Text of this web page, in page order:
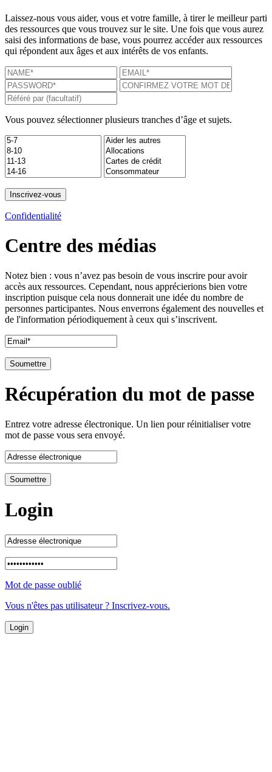
Laissez-nous vous aider, vous et votre famille, à tirer le meilleur parti
des ressources que vous trouvez sur le site. Une fois que vous aurez
saisi des informations de base, vous pourrez accéder aux ressources
qui répondent aux âges et aux intérêts de vos enfants.
Vous pouvez sélectionner plusieurs tranches d’âge et sujets.
Confidentialité
Centre des médias
Notez bien : vous n’avez pas besoin de vous inscrire pour avoir
accès aux ressources. Cependant, nous apprécierions bien votre
inscription puisque cela nous donnerait une idée du nombre de
personnes participantes. Nous enverrons également des nouvelles et
de l'information périodiquement à ceux qui s’inscrivent.
Récupération du mot de passe
Entrez votre adresse électronique. Un lien pour réinitialiser votre
mot de passe vous sera envoyé.
Login
Mot de passe oublié
Vous n'êtes pas utilisateur ? Inscrivez-vous.